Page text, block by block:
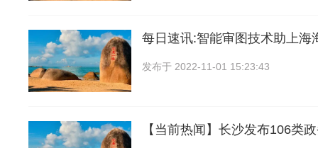
每日速讯:智能审图技术助上海
发布于 2022-11-01 15:23:43
【当前热闻】长沙发布106类